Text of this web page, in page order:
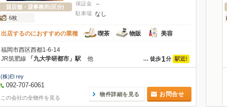
貸店舗・貸事務所(区分)
6枚
保証金 －
駐車場 なし
出店するのにおすすめの業種 喫茶 物販 美容
福岡市西区西都1-6-14
… 徒歩1分 駅近!
JR筑肥線 「九大学研都市」駅 他
(株)El rey
092-707-6061
この会社の全物件を見る
物件詳細を見る お問合せ